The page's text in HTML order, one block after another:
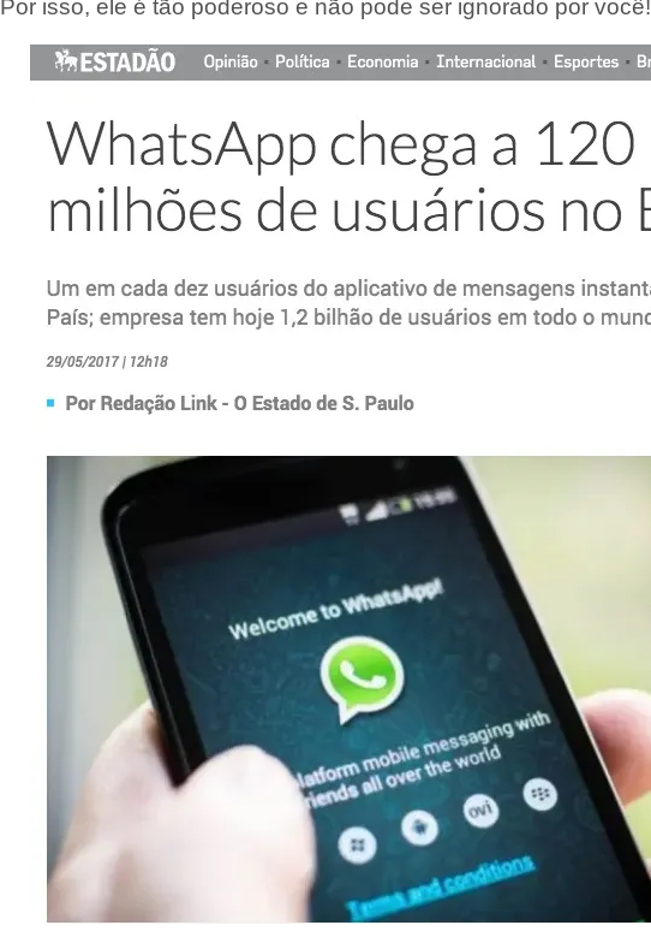
Por isso, ele é tão poderoso e não pode ser ignorado por você!